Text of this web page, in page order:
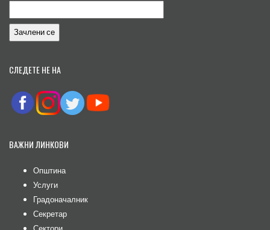
СЛЕДЕТЕ НЕ НА
ВАЖНИ ЛИНКОВИ
Општина
Услуги
Градоначалник
Секретар